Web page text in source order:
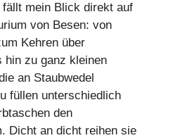
fällt mein Blick direkt auf
von Besen: von
Kehren über
hin zu ganz kleinen
an Staubwedel
füllen unterschiedlich
den
Dicht an dicht reihen sie